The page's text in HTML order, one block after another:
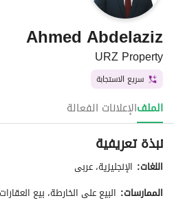
Ahmed Abdelaziz
URZ Property
سريع الاستجابة
الملفالإعلانات الفعالة
نبذة تعريفية
اللغات: الإنجليزية، عربى
الممارسات: البيع على الخارطة، بيع